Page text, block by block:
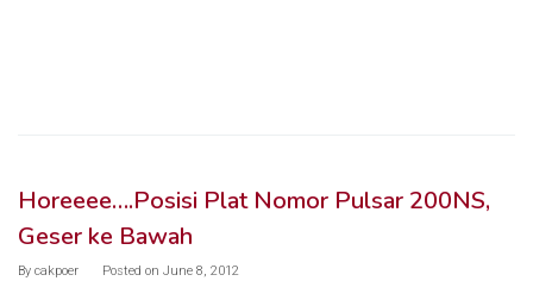
Horeeee….Posisi Plat Nomor Pulsar 200NS,
Geser ke Bawah
By cakpoer Posted on June 8, 2012